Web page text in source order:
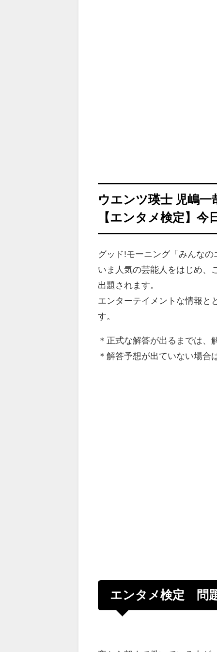
ウエンツ瑛士 児嶋一
【エンタメ検定】今
グッド!モーニング「みんな
いま人気の芸能人をはじめ、
出題されます。
エンターテイメントな情報と
す。
＊正式な解答が出るまでは、
＊解答予想が出ていない場合
エンタメ検定 問